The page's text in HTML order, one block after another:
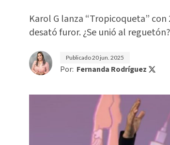
Karol G lanza “Tropicoqueta”
desató furor. ¿Se unió al
Publicado20 jun. 2025
Por: Fernanda Rodríguez